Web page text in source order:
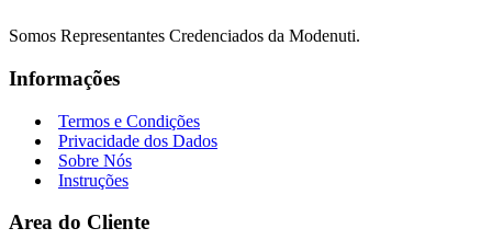
Somos Representantes Credenciados da Modenuti.
Informações
Termos e Condições
Privacidade dos Dados
Sobre Nós
Instruções
Area do Cliente